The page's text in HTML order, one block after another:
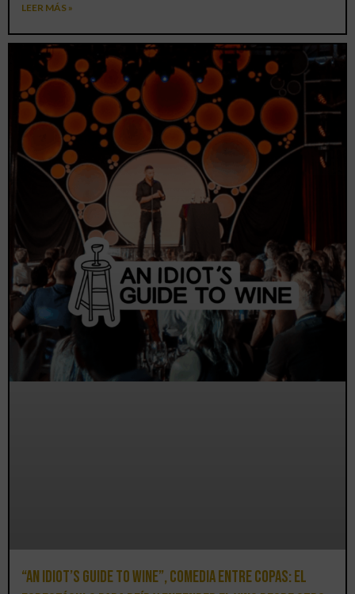
LEER MÁS »
“An Idiot’s Guide to Wine”, comedia entre copas: el